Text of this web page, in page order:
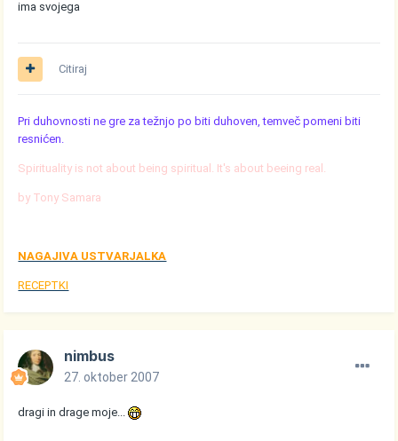
ima svojega
Citiraj
Pri duhovnosti ne gre za težnjo po biti duhoven, temveč pomeni biti
resnićen.
Spirituality is not about being spiritual. It's about beeing real.
by Tony Samara
NAGAJIVA USTVARJALKA
RECEPTKI
nimbus
27. oktober 2007
dragi in drage moje...